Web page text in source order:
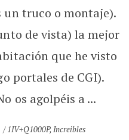
un truco o montaje).
de vista) la mejor
que he visto
portales de CGI).
os agolpéis a ...
1IV+Q1000P,Increibles